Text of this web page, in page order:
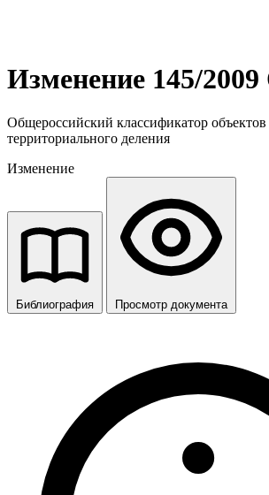
Изменение 145/
Общероссийский классификатор
территориального деления
Изменение
Библиография Просмотр документа